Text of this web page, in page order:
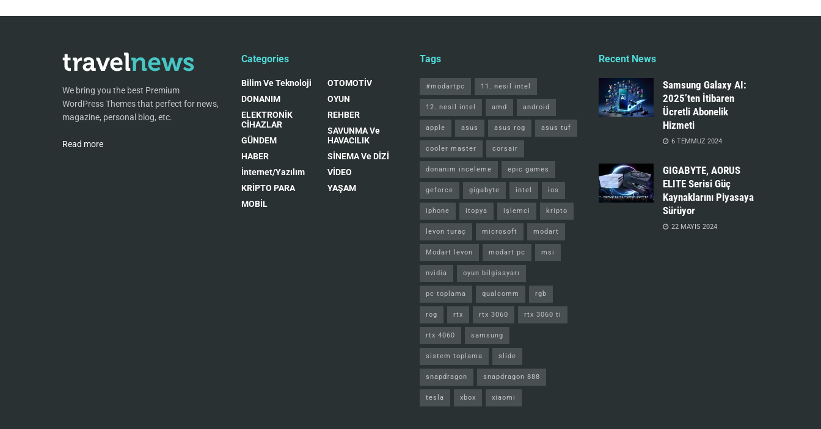
We bring you the best Premium
WordPress Themes that perfect for news,
magazine, personal blog, etc.
Read more
Categories
Bilim Ve Teknoloji
DONANIM
ELEKTRONİK
CİHAZLAR
GÜNDEM
HABER
İnternet/Yazılım
KRİPTO PARA
MOBİL
OTOMOTİV
OYUN
REHBER
SAVUNMA Ve
HAVACILIK
SİNEMA Ve DİZİ
VİDEO
YAŞAM
Tags
#modartpc 11. nesil intel
12. nesil intel amd android
apple asus asus rog asus tuf
cooler master corsair
donanım inceleme epic games
geforce gigabyte intel ios
iphone itopya işlemci kripto
levon turaç microsoft modart
Modart levon modart pc msi
nvidia oyun bilgisayarı
pc toplama qualcomm rgb
rog rtx rtx 3060 rtx 3060 ti
rtx 4060 samsung
sistem toplama slide
snapdragon snapdragon 888
tesla xbox xiaomi
Recent News
Samsung Galaxy AI:
2025’ten İtibaren
Ücretli Abonelik
Hizmeti
6 TEMMUZ 2024
GIGABYTE, AORUS
ELITE Serisi Güç
Kaynaklarını Piyasaya
Sürüyor
22 MAYIS 2024